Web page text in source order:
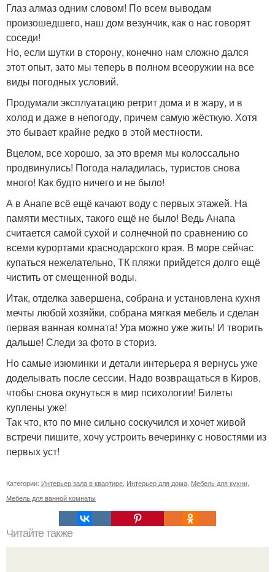
Глаз алмаз одним словом! По всем выводам
произошедшего, наш дом везунчик, как о нас говорят
соседи!
Но, если шутки в сторону, конечно нам сложно дался
этот опыт, зато мы теперь в полном всеоружии на все
виды погодных условий.
Продумали эксплуатацию ретрит дома и в жару, и в
холод и даже в непогоду, причем самую жёсткую. Хотя
это бывает крайне редко в этой местности.
Вцелом, все хорошо, за это время мы колоссально
продвинулись! Погода наладилась, туристов снова
много! Как будто ничего и не было!
А в Анапе всё ещё качают воду с первых этажей. На
памяти местных, такого ещё не было! Ведь Анапа
считается самой сухой и солнечной по сравнению со
всеми курортами краснодарского края. В море сейчас
купаться нежелательно, ТК пляжи прийдется долго ещё
чистить от смещенной воды.
Итак, отделка завершена, собрана и установлена кухня
мечты любой хозяйки, собрана мягкая мебель и сделан
первая ванная комната! Ура можно уже жить! И творить
дальше! Следи за фото в сториз.
Но самые изюминки и детали интерьера я вернусь уже
доделывать после сессии. Надо возвращаться в Киров,
чтобы снова окунуться в мир психологии! Билеты
куплены уже!
Так что, кто по мне сильно соскучился и хочет живой
встречи пишите, хочу устроить вечеринку с новостями из
первых уст!
Категории: Интерьер зала в квартире Интерьер для дома Мебель для кухни
Мебель для ванной комнаты
Читайте также